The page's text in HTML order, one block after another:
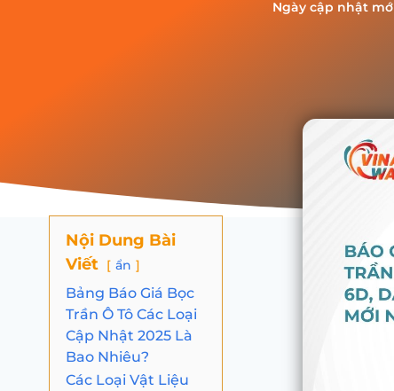
Ngày cập nhật
Nội Dung Bài
Viết
ẩn
Bảng Báo Giá Bọc
Trần Ô Tô Các Loại
Cập Nhật 2025 Là
Bao Nhiêu?
Các Loại Vật Liệu